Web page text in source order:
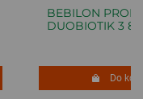
BEBILON
DUOBIOTIK 3
Do